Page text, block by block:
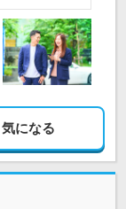
気になる